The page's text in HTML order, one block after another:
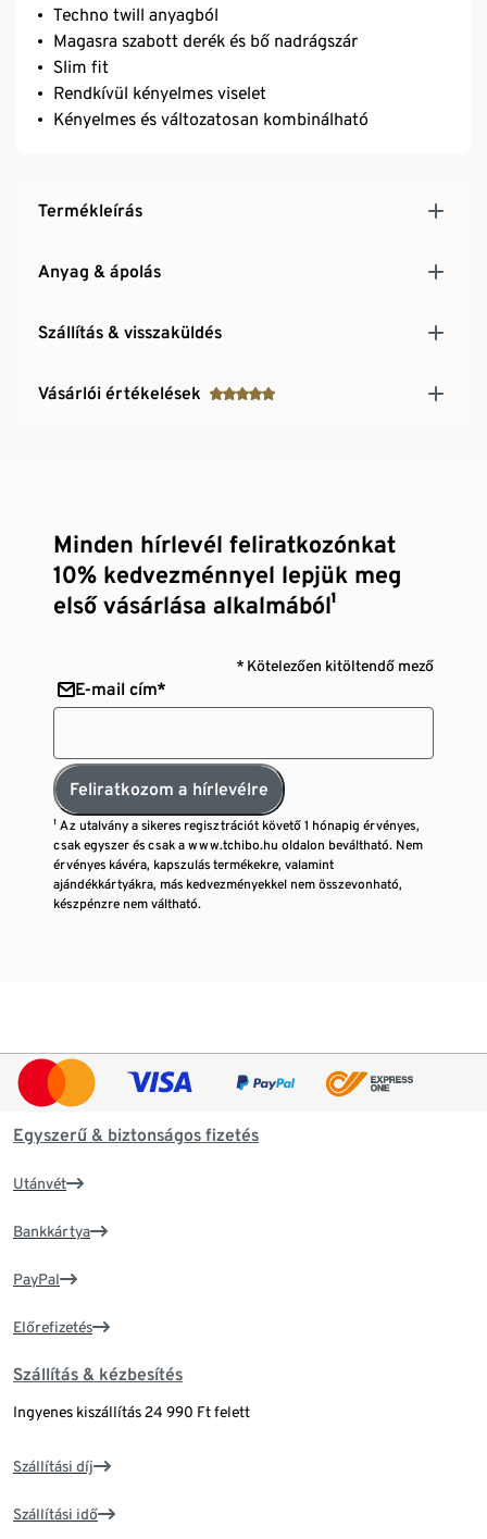
Techno twill anyagból
Magasra szabott derék és bő nadrágszár
Slim fit
Rendkívül kényelmes viselet
Kényelmes és változatosan kombinálható
Termékleírás
Anyag & ápolás
Szállítás & visszaküldés
Vásárlói értékelések
Minden hírlevél feliratkozónkat
10% kedvezménnyel lepjük meg
első vásárlása alkalmából¹
* Kötelezően kitöltendő mező
E-mail cím*
Feliratkozom a hírlevélre
¹ Az utalvány a sikeres regisztrációt követő 1 hónapig érvényes,
csak egyszer és csak a www.tchibo.hu oldalon beváltható. Nem
érvényes kávéra, kapszulás termékekre, valamint
ajándékkártyákra, más kedvezményekkel nem összevonható,
készpénzre nem váltható.
Egyszerű & biztonságos fizetés
Utánvét
Bankkártya
PayPal
Előrefizetés
Szállítás & kézbesítés
Ingyenes kiszállítás 24 990 Ft felett
Szállítási díj
Szállítási idő